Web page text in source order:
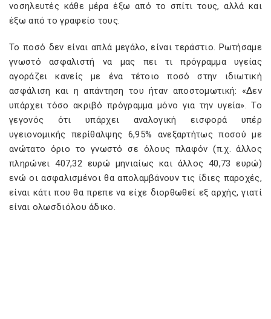
νοσηλευτές κάθε μέρα έξω από το σπίτι τους, αλλά και
έξω από το γραφείο τους.
Το ποσό δεν είναι απλά μεγάλο, είναι τεράστιο. Ρωτήσαμε
γνωστό ασφαλιστή να μας πει τι πρόγραμμα υγείας
αγοράζει κανείς με ένα τέτοιο ποσό στην ιδιωτική
ασφάλιση και η απάντηση του ήταν αποστομωτική: «Δεν
υπάρχει τόσο ακριβό πρόγραμμα μόνο για την υγεία». Το
γεγονός ότι υπάρχει αναλογική εισφορά υπέρ
υγειονομικής περίθαλψης 6,95% ανεξαρτήτως ποσού με
ανώτατο όριο το γνωστό σε όλους πλαφόν (π.χ. άλλος
πληρώνει 407,32 ευρώ μηνιαίως και άλλος 40,73 ευρώ)
ενώ οι ασφαλισμένοι θα απολαμβάνουν τις ίδιες παροχές,
είναι κάτι που θα πρεπε να είχε διορθωθεί εξ αρχής, γιατί
είναι ολωσδιόλου άδικο.